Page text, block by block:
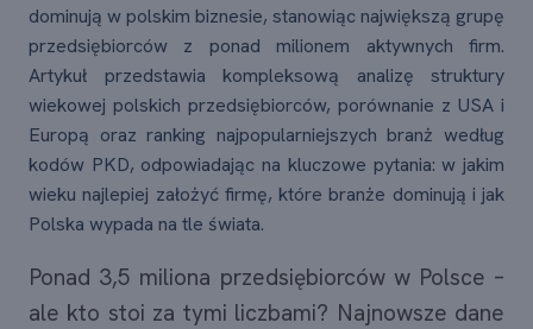
dominują w polskim biznesie, stanowiąc największą grupę
przedsiębiorców z ponad milionem aktywnych firm.
Artykuł przedstawia kompleksową analizę struktury
wiekowej polskich przedsiębiorców, porównanie z USA i
Europą oraz ranking najpopularniejszych branż według
kodów PKD, odpowiadając na kluczowe pytania: w jakim
wieku najlepiej założyć firmę, które branże dominują i jak
Polska wypada na tle świata.
Ponad 3,5 miliona przedsiębiorców w Polsce –
ale kto stoi za tymi liczbami? Najnowsze dane